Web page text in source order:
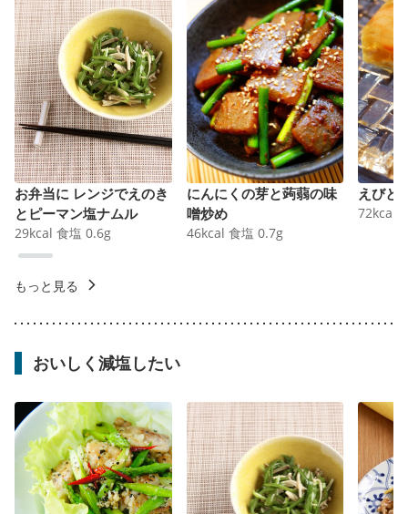
お弁当に レンジでえのき
とピーマン塩ナムル
29kcal 食塩 0.6g
にんにくの芽と蒟蒻の味
噌炒め
46kcal 食塩 0.7g
えびと
72kcal
もっと見る
おいしく減塩したい